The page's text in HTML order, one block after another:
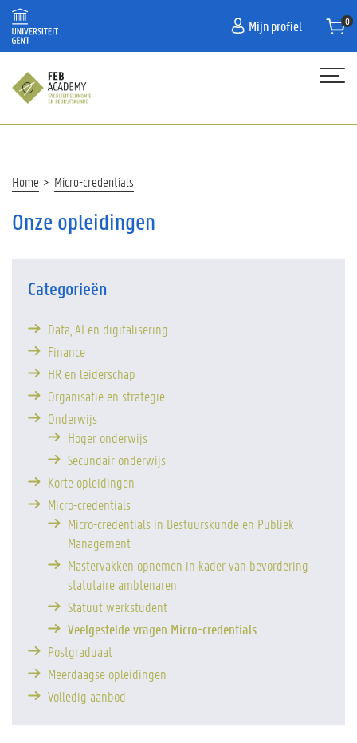
Overslaan
naar
inhoud
gaan
Mijn profiel
AANBOD
KMO-PORTEFEUILLE
Kruimelpad
Home Micro-credentials
Onze opleidingen
Categorieën
Data, AI en digitalisering
Finance
HR en leiderschap
Organisatie en strategie
Onderwijs
Hoger onderwijs
Secundair onderwijs
Korte opleidingen
Micro-credentials
Micro-credentials in Bestuurskunde en Publiek
Management
Mastervakken opnemen in kader van bevordering
statutaire ambtenaren
Statuut werkstudent
Veelgestelde vragen Micro-credentials
Postgraduaat
Meerdaagse opleidingen
Volledig aanbod